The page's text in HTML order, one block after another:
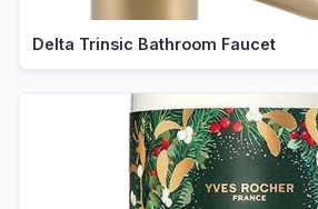
Delta Trinsic Bathroom Faucet